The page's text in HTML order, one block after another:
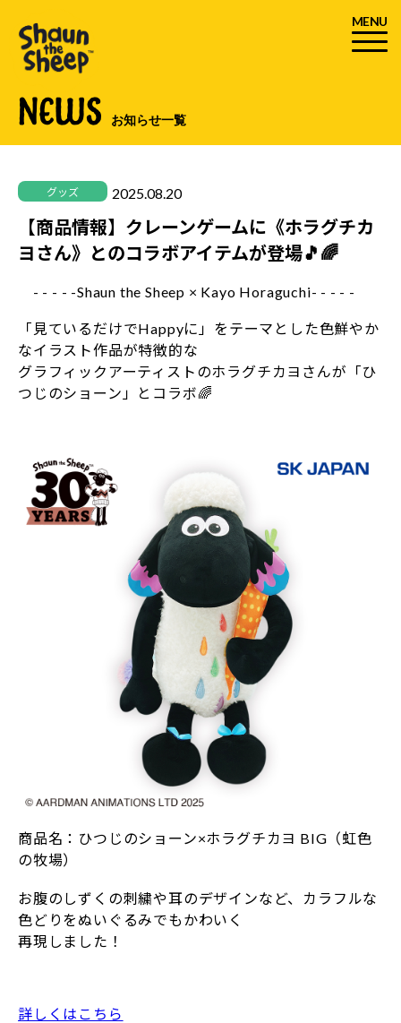
MENU
NEWS お知らせ一覧
グッズ 2025.08.20
【商品情報】クレーンゲームに《ホラグチカ
ヨさん》とのコラボアイテムが登場🎵🌈
- - - - -Shaun the Sheep × Kayo Horaguchi- - - - -
「見ているだけでHappyに」をテーマとした色鮮やか
なイラスト作品が特徴的な
グラフィックアーティストのホラグチカヨさんが「ひ
つじのショーン」とコラボ🌈
商品名：ひつじのショーン×ホラグチカヨ BIG（虹色
の牧場）
お腹のしずくの刺繍や耳のデザインなど、カラフルな
色どりをぬいぐるみでもかわいく
再現しました！
詳しくはこちら